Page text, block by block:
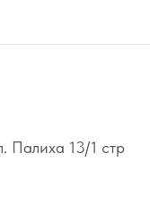
Палиха 13/1 стр